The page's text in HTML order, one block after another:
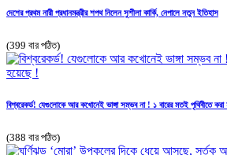
দেশের প্রথম নারী প্রধানমন্ত্রীর শপথ নিলেন সুশীলা কার্কি, নেপালে নতুন ইতিহাস
(399 বার পঠিত)
বিশ্বরেকর্ড! যেগুলোকে আর কখোনেই ভাঙ্গা সম্ভব না ! ১ বারের মতই পৃথিবীতে করা
(388 বার পঠিত)